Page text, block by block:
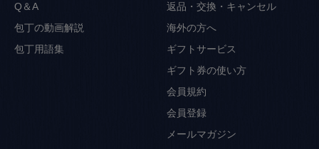
Q＆A
包丁の動画解説
包丁用語集
返品・交換・キャンセル
海外の方へ
ギフトサービス
ギフト券の使い方
会員規約
会員登録
メールマガジン